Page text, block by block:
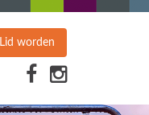
Lid worden